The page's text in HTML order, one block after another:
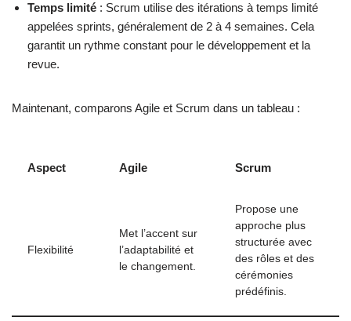
Temps limité : Scrum utilise des itérations à temps limité
appelées sprints, généralement de 2 à 4 semaines. Cela
garantit un rythme constant pour le développement et la
revue.
Maintenant, comparons Agile et Scrum dans un tableau :
Aspect Agile Scrum
Flexibilité
Met l’accent sur
l’adaptabilité et
le changement.
Propose une
approche plus
structurée avec
des rôles et des
cérémonies
prédéfinis.